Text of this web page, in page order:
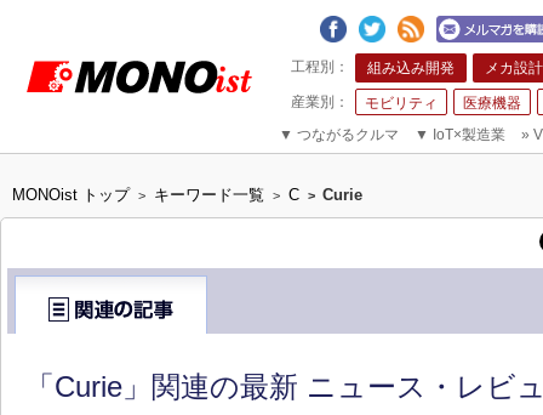
組み込み開発 メカ設計
モビリティ
医療機器
▼ つながるクルマ ▼ IoT×製造業 »
MONOist トップ > キーワード一覧 > C > Curie
「Curie」関連の最新 ニュース・レビ